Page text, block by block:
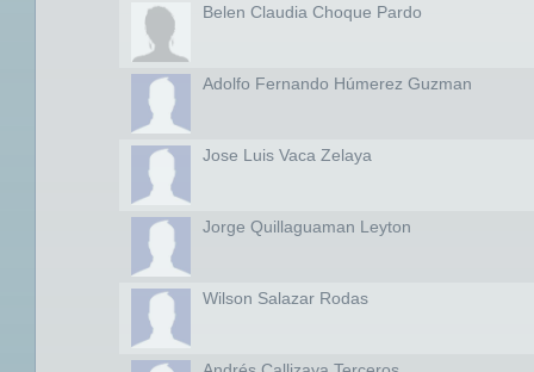
Belen Claudia Choque Pardo
Adolfo Fernando Húmerez Guzman
Jose Luis Vaca Zelaya
Jorge Quillaguaman Leyton
Wilson Salazar Rodas